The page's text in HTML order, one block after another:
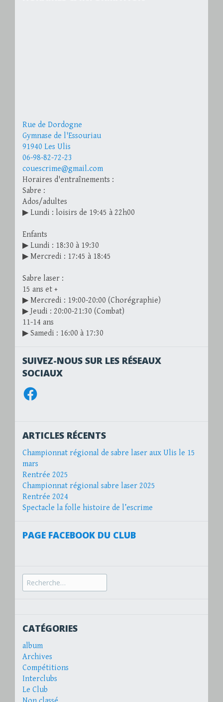
Rue de Dordogne
Gymnase de l'Essouriau
91940 Les Ulis
06-98-82-72-23
couescrime@gmail.com
Horaires d'entraînements :
Sabre :
Ados/adultes
▶ Lundi : loisirs de 19:45 à 22h00
Enfants
▶ Lundi : 18:30 à 19:30
▶ Mercredi : 17:45 à 18:45
Sabre laser :
15 ans et +
▶ Mercredi : 19:00-20:00 (Chorégraphie)
▶ Jeudi : 20:00-21:30 (Combat)
11-14 ans
▶ Samedi : 16:00 à 17:30
SUIVEZ-NOUS SUR LES RÉSEAUX
SOCIAUX
Facebook
ARTICLES RÉCENTS
Championnat régional de sabre laser aux Ulis le 15
mars
Rentrée 2025
Championnat régional sabre laser 2025
Rentrée 2024
Spectacle la folle histoire de l’escrime
PAGE FACEBOOK DU CLUB
Recherche
pour :
CATÉGORIES
album
Archives
Compétitions
Interclubs
Le Club